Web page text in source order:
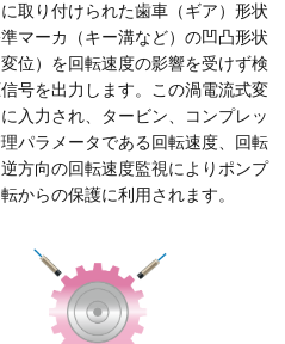
取り付けられた歯車（ギア）形状
マーカ（キー溝など）の凹凸形状
位）を回転速度の影響を受けず検
号を出力します。この渦電流式変
入力され、タービン、コンプレッ
パラメータである回転速度、回転
方向の回転速度監視によりポンプ
からの保護に利用されます。